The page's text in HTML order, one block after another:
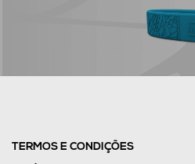
TERMOS E CONDIÇÕES